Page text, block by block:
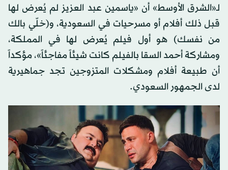
لـ«الشرق الأوسط» أن «ياسمين عبد العزيز لم يُعرض لها
قبل ذلك أفلام أو مسرحيات في السعودية، و(خلّي بالك
من نفسك) هو أول فيلم يُعرض لها في المملكة،
ومشاركة أحمد السقا بالفيلم كانت شيئاً مفاجئاً»، مؤكداً
أن طبيعة أفلام ومشكلات المتزوجين تجد جماهيرية
لدى الجمهور السعودي.